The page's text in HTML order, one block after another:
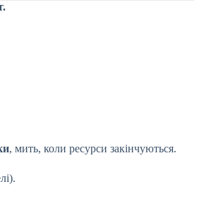
, мить, коли ресурси закінчуються.